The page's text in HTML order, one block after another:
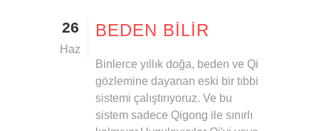
26
Haz
BEDEN BILIR
Binlerce yıllık doğa, beden ve Qi
gözlemine dayanan eski bir tıbbi
sistemi çalıştırıyoruz. Ve bu
sistem sadece Qigong ile sınırlı